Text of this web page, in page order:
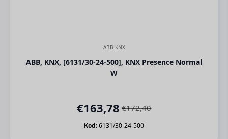
ABB KNX
ABB, KNX, [6131/30-24-500], KNX Presence Normal
W
€172,40
Orijinal
fiyat:
€163,78Şu
andaki
Kod:6131/30-24-500